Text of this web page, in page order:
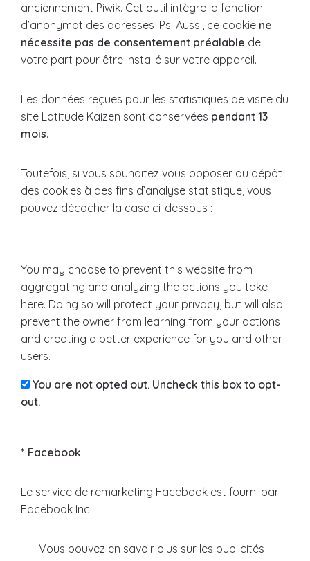
anciennement Piwik. Cet outil intègre la fonction
d’anonymat des adresses IPs. Aussi, ce cookie ne
nécessite pas de consentement préalable de
votre part pour être installé sur votre appareil.
Les données reçues pour les statistiques de visite du
site Latitude Kaizen sont conservées pendant 13
mois.
Toutefois, si vous souhaitez vous opposer au dépôt
des cookies à des fins d’analyse statistique, vous
pouvez décocher la case ci-dessous :
You may choose to prevent this website from
aggregating and analyzing the actions you take
here. Doing so will protect your privacy, but will also
prevent the owner from learning from your actions
and creating a better experience for you and other
users.
You are not opted out. Uncheck this box to opt-
out.
* Facebook
Le service de remarketing Facebook est fourni par
Facebook Inc.
- Vous pouvez en savoir plus sur les publicités